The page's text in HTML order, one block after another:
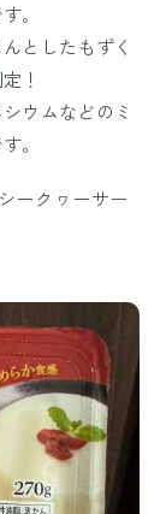
。
としたもずく
！
ウムなどのミ
。
ークヮーサー